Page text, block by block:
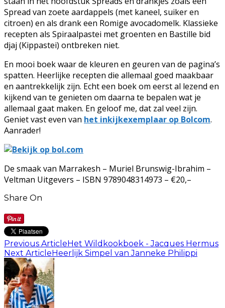
Spread van zoete aardappels (met kaneel, suiker en
citroen) en als drank een Romige avocadomelk. Klassieke
recepten als Spiraalpastei met groenten en Bastille bid
djaj (Kippastei) ontbreken niet.
En mooi boek waar de kleuren en geuren van de pagina’s
spatten. Heerlijke recepten die allemaal goed maakbaar
en aantrekkelijk zijn. Echt een boek om eerst al lezend en
kijkend van te genieten om daarna te bepalen wat je
allemaal gaat maken. En geloof me, dat zal veel zijn.
Geniet vast even van het inkijkexemplaar op Bolcom.
Aanrader!
De smaak van Marrakesh – Muriel Brunswig-Ibrahim –
Veltman Uitgevers – ISBN 9789048314973 – €20,–
Share On
Previous ArticleHet Wildkookboek - Jacques Hermus
Next ArticleHeerlijk Simpel van Janneke Philippi